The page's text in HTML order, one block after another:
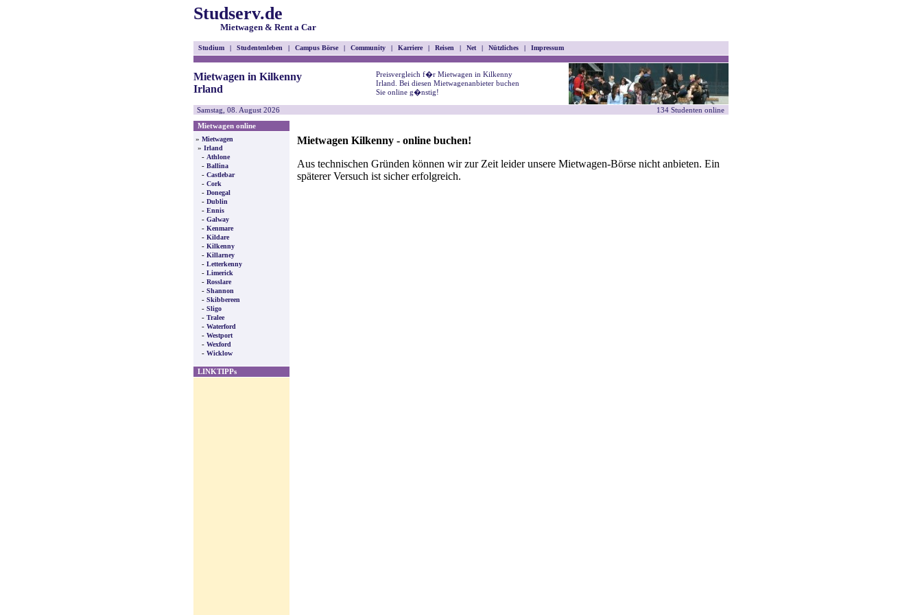
Studserv.de
Mietwagen & Rent a Car
Studium | Studentenleben | Campus Börse | Community | Karriere | Reisen | Net | Nützliches | Impressum
Mietwagen in Kilkenny
Irland
Preisvergleich f�r Mietwagen in Kilkenny
Irland. Bei diesen Mietwagenanbieter buchen
Sie online g�nstig!
Samstag, 08. August 2026
134 Studenten online
Mietwagen online
» Mietwagen
» Irland
- Athlone
- Ballina
- Castlebar
- Cork
- Donegal
- Dublin
- Ennis
- Galway
- Kenmare
- Kildare
- Kilkenny
- Killarney
- Letterkenny
- Limerick
- Rosslare
- Shannon
- Skibbereen
- Sligo
- Tralee
- Waterford
- Westport
- Wexford
- Wicklow
LINKTIPPs
Mietwagen Kilkenny - online buchen!
Aus technischen Gründen können wir zur Zeit leider unsere Mietwagen-Börse nicht anbieten. Ein
späterer Versuch ist sicher erfolgreich.